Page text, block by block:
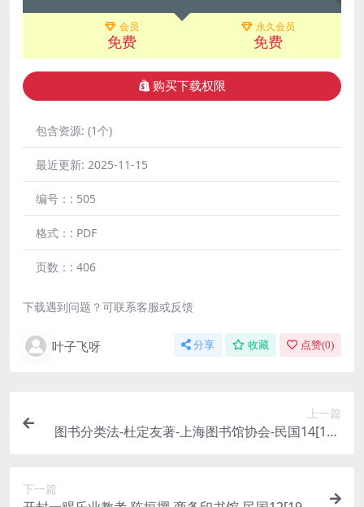
会员
免费
永久会员
免费
购买下载权限
包含资源: (1个)
最近更新: 2025-11-15
编号：: 505
格式：: PDF
页数：: 406
下载遇到问题？可联系客服或反馈
叶子飞呀 分享 收藏 点赞(0)
上一篇
图书分类法-杜定友著-上海图书馆协会-民国14[192
下一篇